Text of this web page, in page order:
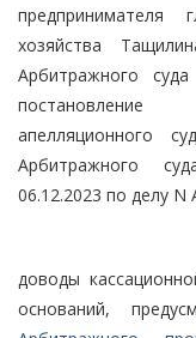
предпринимателя
хозяйства
Арбитражного
апелляционного
Арбитражного
06.12.2023 по делу N
доводы
оснований,